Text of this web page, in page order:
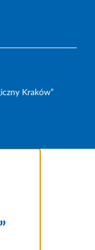
Kraków”